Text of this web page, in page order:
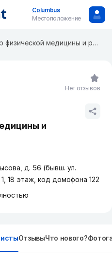
Columbus
Местоположение
Центр физической медицины и реабилитации
и
18 этаж, код домофона 122
Нет отзывов
ОтзывыЧто нового?